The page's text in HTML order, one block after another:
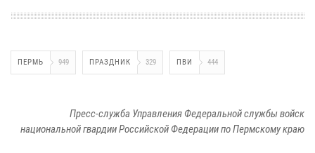
ПЕРМЬ 949 ПРАЗДНИК 329 ПВИ 444
Пресс-служба Управления Федеральной службы войск
национальной гвардии Российской Федерации по Пермскому краю